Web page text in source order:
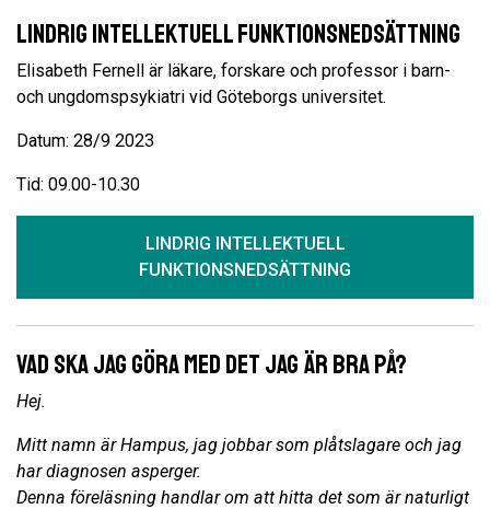
Lindrig intellektuell funktionsnedsättning
Elisabeth Fernell är läkare, forskare och professor i barn-
och ungdomspsykiatri vid Göteborgs universitet.
Datum: 28/9 2023
Tid: 09.00-10.30
LINDRIG INTELLEKTUELL
FUNKTIONSNEDSÄTTNING
Vad ska jag göra med det jag är bra på?
Hej.
Mitt namn är Hampus, jag jobbar som plåtslagare och jag
har diagnosen asperger.
Denna föreläsning handlar om att hitta det som är naturligt